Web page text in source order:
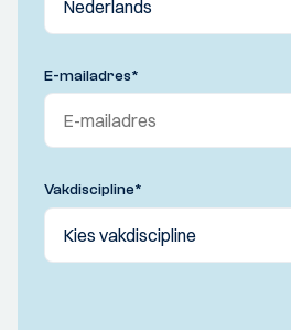
E-mailadres*
Vakdiscipline*